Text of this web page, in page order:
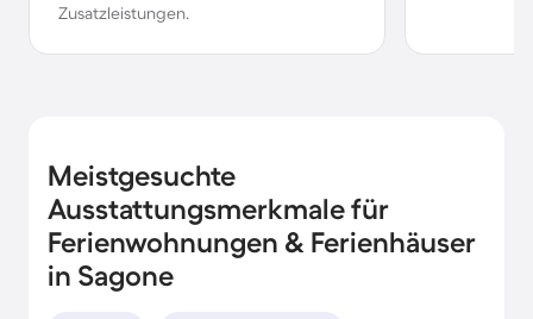
Zusatzleistungen.
Meistgesuchte
Ausstattungsmerkmale für
Ferienwohnungen & Ferienhäuser
in Sagone